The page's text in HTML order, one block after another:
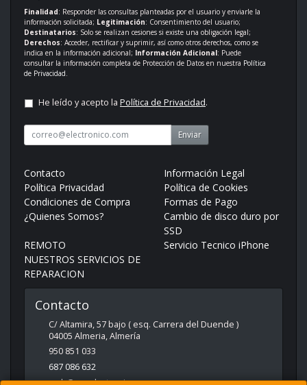
Finalidad: Responder las consultas planteadas por el usuario y enviarle la
información solicitada; Legitimación: Consentimiento del usuario;
Destinatarios: Solo se realizan cesiones si existe una obligación legal;
Derechos: Acceder, rectificar y suprimir, así como otros derechos, como se
indica en la información adicional; Información Adicional: Puede
consultar la información completa de Protección de Datos en nuestra Política
de Privacidad
He leído y acepto la Política de Privacidad.
Enviar
Contacto
Información Legal
Política Privacidad
Política de Cookies
Condiciones de Compra
Formas de Pago
¿Quienes Somos?
Cambio de disco duro por
SSD
REMOTO
Servicio Tecnico iPhone
NUESTROS SERVICIOS DE
REPARACION
Contacto
C/ Altamira, 57 bajo ( esq. Carrera del Duende )
04005 Almeria,Almería
950 851 033
687 086 632
web@spcelectronica.es